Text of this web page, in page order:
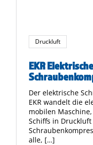
Druckluft
EKR
Der elektrische
EKR wandelt die
mobilen
Schiffs in Druckluft
alle, […]